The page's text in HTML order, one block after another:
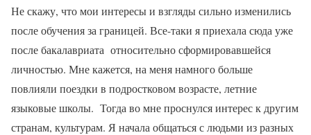
Не скажу, что мои интересы и взгляды сильно изменились
после обучения за границей. Все-таки я приехала сюда уже
после бакалавриата относительно сформировавшейся
личностью. Мне кажется, на меня намного больше
повлияли поездки в подростковом возрасте, летние
языковые школы. Тогда во мне проснулся интерес к другим
странам, культурам. Я начала общаться с людьми из разных